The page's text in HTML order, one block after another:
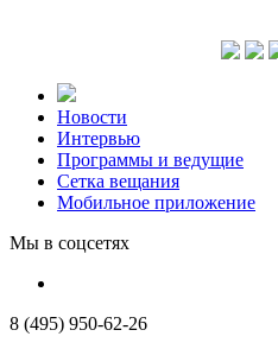
Новости
Интервью
Программы и ведущие
Сетка вещания
Мобильное приложение
Мы в соцсетях
8 (495) 950-62-26